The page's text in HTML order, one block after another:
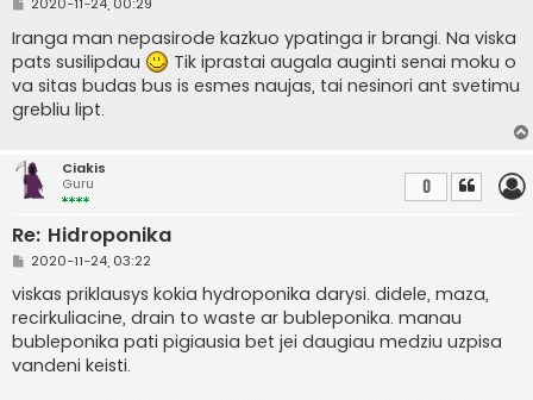
a
n
d
a
r
t
ė
2020-11-24, 00:29
Iranga man nepasirode kazkuo ypatinga ir brangi. Na viska
pats susilipdau
Tik iprastai augala auginti senai moku o
va sitas budas bus is esmes naujas, tai nesinori ant svetimu
grebliu lipt.
Ciakis
Guru
Re: Hidroponika
0
S
a
n
d
a
r
t
2020-11-24, 03:22
viskas priklausys kokia hydroponika darysi. didele, maza,
recirkuliacine, drain to waste ar bubleponika. manau
bubleponika pati pigiausia bet jei daugiau medziu uzpisa
vandeni keisti.